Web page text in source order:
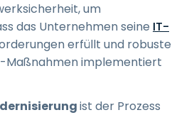
um
das Unternehmen seine IT-
erfüllt und robuste
-Maßnahmen implementiert
ist der Prozess